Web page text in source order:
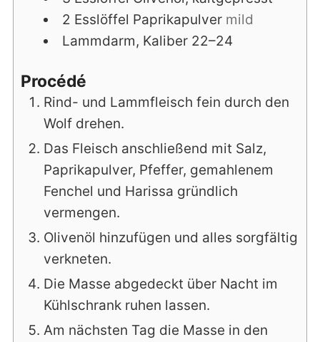
2 Esslöffel Paprikapulver mild
Lammdarm, Kaliber 22–24
Procédé
Rind- und Lammfleisch fein durch den
Wolf drehen.
Das Fleisch anschließend mit Salz,
Paprikapulver, Pfeffer, gemahlenem
Fenchel und Harissa gründlich
vermengen.
Olivenöl hinzufügen und alles sorgfältig
verkneten.
Die Masse abgedeckt über Nacht im
Kühlschrank ruhen lassen.
Am nächsten Tag die Masse in den